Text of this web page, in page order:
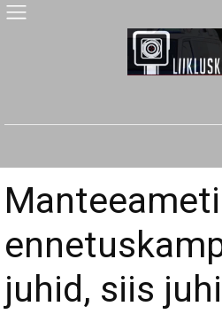
Manteeameti
juhid, siis